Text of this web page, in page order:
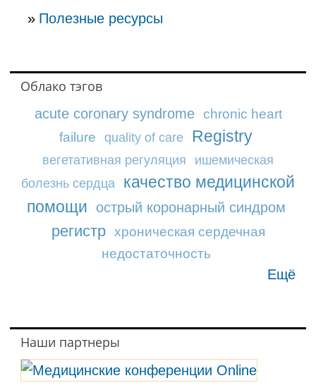
Полезные ресурсы
Облако тэгов
acute coronary syndrome
chronic heart
failure
quality of care Registry
вегетативная регуляция
ишемическая
болезнь сердца
качество медицинской
помощи
острый коронарный синдром
регистр хроническая сердечная
недостаточность
Ещё
Наши партнеры